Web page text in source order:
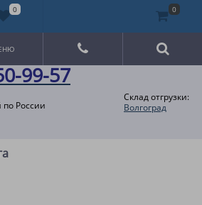
99-57
по России
Склад отгрузки:
Волгоград
0 0